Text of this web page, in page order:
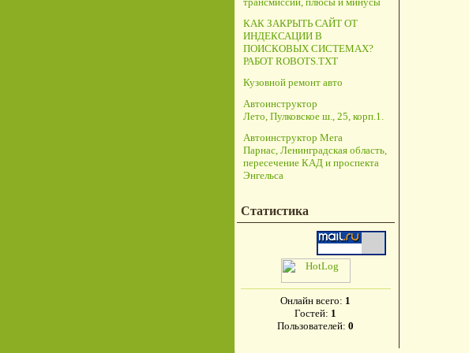
КАК ЗАКРЫТЬ САЙТ ОТ
ИНДЕКСАЦИИ В
ПОИСКОВЫХ СИСТЕМАХ?
РАБОТ ROBOTS.TXT
Кузовной ремонт авто
Автоинструктор
Лето, Пулковское ш., 25, корп.1.
Автоинструктор Мега
Парнас, Ленинградская область,
пересечение КАД и проспекта
Энгельса
Статистика
Онлайн всего: 1
Гостей: 1
Пользователей: 0